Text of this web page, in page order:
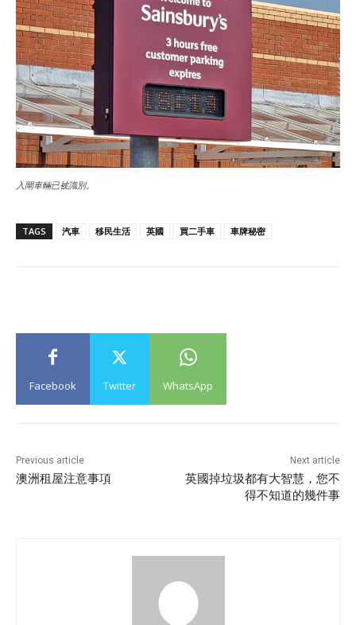
入閘車輛已被識別。
TAGS 汽車 移民生活 英國 買二手車 車牌秘密
Facebook Twitter WhatsApp
Previous article
澳洲租屋注意事項
Next article
英國掉垃圾都有大智慧，您不
得不知道的幾件事